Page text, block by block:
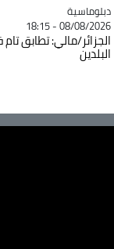
Catégorie
دبلوماسية
08/08/2026 - 18:15
الجزائر/مالي: تطابق تام
البلدين